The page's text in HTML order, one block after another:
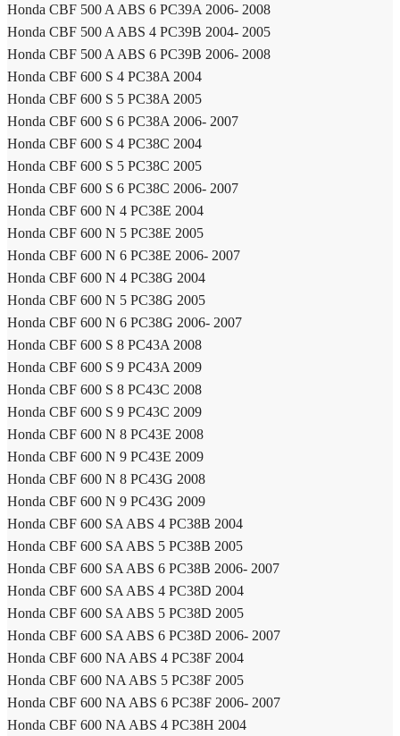
Honda CBF 500 A ABS 6 PC39A 2006- 2008
Honda CBF 500 A ABS 4 PC39B 2004- 2005
Honda CBF 500 A ABS 6 PC39B 2006- 2008
Honda CBF 600 S 4 PC38A 2004
Honda CBF 600 S 5 PC38A 2005
Honda CBF 600 S 6 PC38A 2006- 2007
Honda CBF 600 S 4 PC38C 2004
Honda CBF 600 S 5 PC38C 2005
Honda CBF 600 S 6 PC38C 2006- 2007
Honda CBF 600 N 4 PC38E 2004
Honda CBF 600 N 5 PC38E 2005
Honda CBF 600 N 6 PC38E 2006- 2007
Honda CBF 600 N 4 PC38G 2004
Honda CBF 600 N 5 PC38G 2005
Honda CBF 600 N 6 PC38G 2006- 2007
Honda CBF 600 S 8 PC43A 2008
Honda CBF 600 S 9 PC43A 2009
Honda CBF 600 S 8 PC43C 2008
Honda CBF 600 S 9 PC43C 2009
Honda CBF 600 N 8 PC43E 2008
Honda CBF 600 N 9 PC43E 2009
Honda CBF 600 N 8 PC43G 2008
Honda CBF 600 N 9 PC43G 2009
Honda CBF 600 SA ABS 4 PC38B 2004
Honda CBF 600 SA ABS 5 PC38B 2005
Honda CBF 600 SA ABS 6 PC38B 2006- 2007
Honda CBF 600 SA ABS 4 PC38D 2004
Honda CBF 600 SA ABS 5 PC38D 2005
Honda CBF 600 SA ABS 6 PC38D 2006- 2007
Honda CBF 600 NA ABS 4 PC38F 2004
Honda CBF 600 NA ABS 5 PC38F 2005
Honda CBF 600 NA ABS 6 PC38F 2006- 2007
Honda CBF 600 NA ABS 4 PC38H 2004